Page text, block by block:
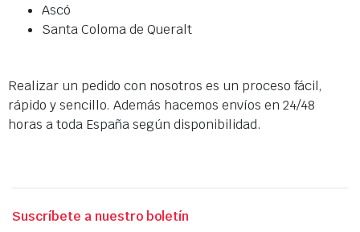
Ascó
Santa Coloma de Queralt
Realizar un pedido con nosotros es un proceso fácil,
rápido y sencillo. Además hacemos envíos en 24/48
horas a toda España según disponibilidad.
Suscríbete a nuestro boletín